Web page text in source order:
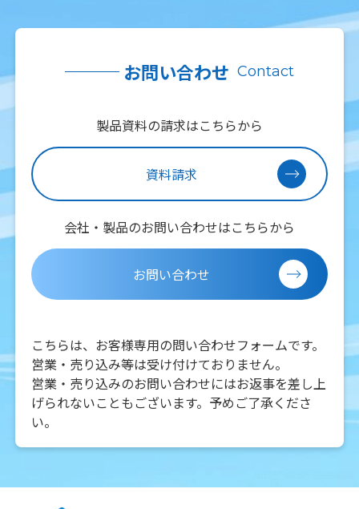
お問い合わせ Contact
製品資料の請求はこちらから
資料請求
会社・製品のお問い合わせはこちらから
お問い合わせ
こちらは、お客様専用の問い合わせフォームです。
営業・売り込み等は受け付けておりません。
営業・売り込みのお問い合わせにはお返事を差し上
げられないこともございます。予めご了承くださ
い。